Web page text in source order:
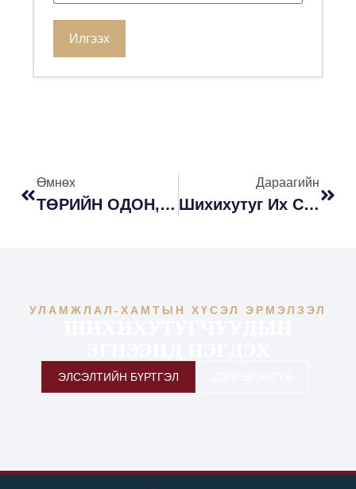
Илгээх
Өмнөх
ТӨРИЙН ОДОН, МЕДАЛИАР ШАГНУУЛЛАА
Дараагийн
Шихихутуг Их Сургуулийн Үүсгэн Байгуулагч Эрдэмтэн Багш Нарын Бүтээлд Монгол Улсын Төрийн Шагнал Хүртээлээ
УЛАМЖЛАЛ-ХАМТЫН ХҮСЭЛ ЭРМЭЛЗЭЛ
ЭЛСЭЛТИЙН БҮРТГЭЛ